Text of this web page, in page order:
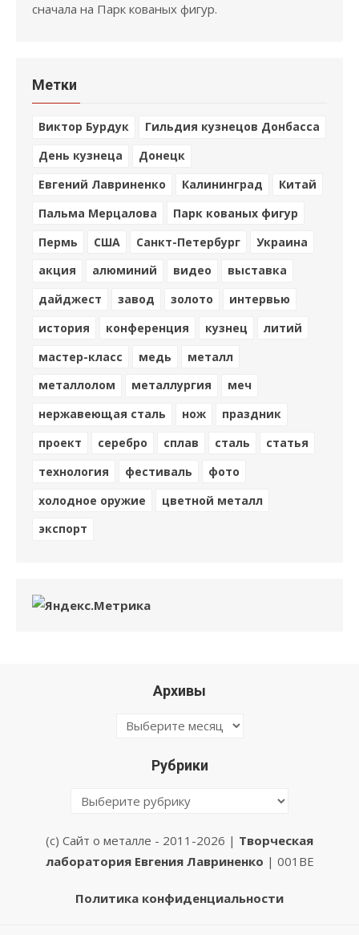
сначала на Парк кованых фигур.
Метки
Виктор Бурдук
Гильдия кузнецов Донбасса
День кузнеца
Донецк
Евгений Лавриненко
Калининград
Китай
Пальма Мерцалова
Парк кованых фигур
Пермь
США Санкт-Петербург
Украина
акция
алюминий видео
выставка
дайджест
завод золото
интервью
история
конференция кузнец
литий
мастер-класс
медь
металл
металлолом
металлургия
меч
нержавеющая сталь
нож
праздник
проект
серебро сплав сталь
статья
технология
фестиваль
фото
холодное оружие
цветной металл
экспорт
Архивы
Архивы
Рубрики
Рубрики
(с) Сайт о металле - 2011-2026 | Творческая
лаборатория Евгения Лавриненко | 001BE
Политика конфиденциальности